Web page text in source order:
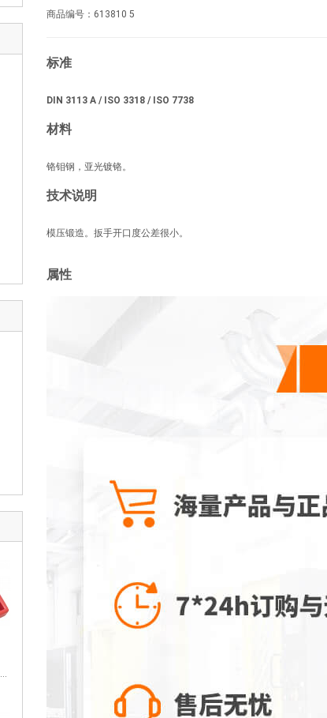
HOLEX6件精密螺丝批套装一/十字头
商品编号：613810 5
标准
DIN 3113 A / ISO 3318 / ISO 7738
材料
铬钼钢，亚光镀铬。
技术说明
模压锻造。扳手开口度公差很小。
属性